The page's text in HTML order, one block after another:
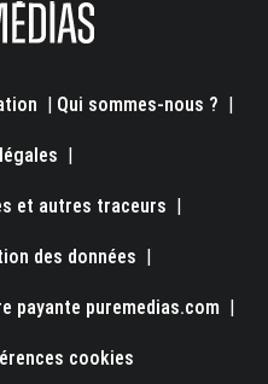
| Qui sommes-nous ? |
|
et autres traceurs |
des données |
payante puremedias.com |
cookies